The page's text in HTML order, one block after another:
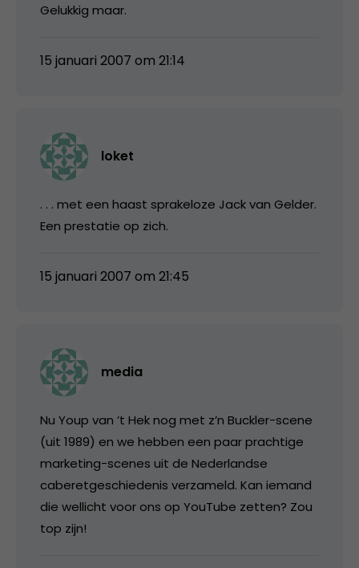
Gelukkig maar.
15 januari 2007 om 21:14
loket
. . . met een haast sprakeloze Jack van Gelder.
Een prestatie op zich.
15 januari 2007 om 21:45
media
Nu Youp van ’t Hek nog met z’n Buckler-scene
(uit 1989) en we hebben een paar prachtige
marketing-scenes uit de Nederlandse
caberetgeschiedenis verzameld. Kan iemand
die wellicht voor ons op YouTube zetten? Zou
top zijn!